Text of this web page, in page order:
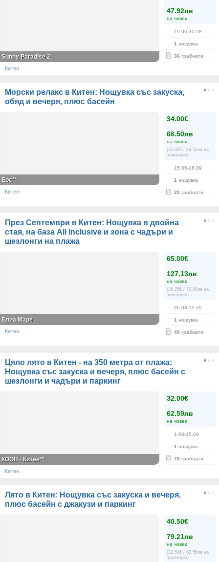
47.92лв
на човек
19.06-30.08
1 нощувка
36 грабнати
Sunny Paradise 2
Китен
Морски релакс в Китен: Нощувка със закуска,
обяд и вечеря, плюс басейн
34.00€
66.50лв
на човек
(33.00€ / 64.54лв на
човек/ден)
15.06-16.09
1 нощувка
20 грабнати
Еос**
Китен
През Септември в Китен: Нощувка в двойна
стая, на база All Inclusive и зона с чадъри и
шезлонги на плажа
65.00€
127.13лв
на човек
(36.25€ / 70.90лв на
човек/ден)
30.08-15.09
1 нощувка
40 грабнати
Елиа Маре
Китен
Цяло лято в Китен - на 350 метра от плажа:
Нощувка със закуска и вечеря, плюс басейн с
шезлонги и чадъри и паркинг
32.00€
62.59лв
на човек
1.06-15.09
1 нощувка
70 грабнати
КООП - Китен**
Китен
Лято в Китен: Нощувка със закуска и вечеря,
плюс басейн с джакузи и паркинг
40.50€
79.21лв
на човек
(32.50€ / 63.56лв на
човек/ден)